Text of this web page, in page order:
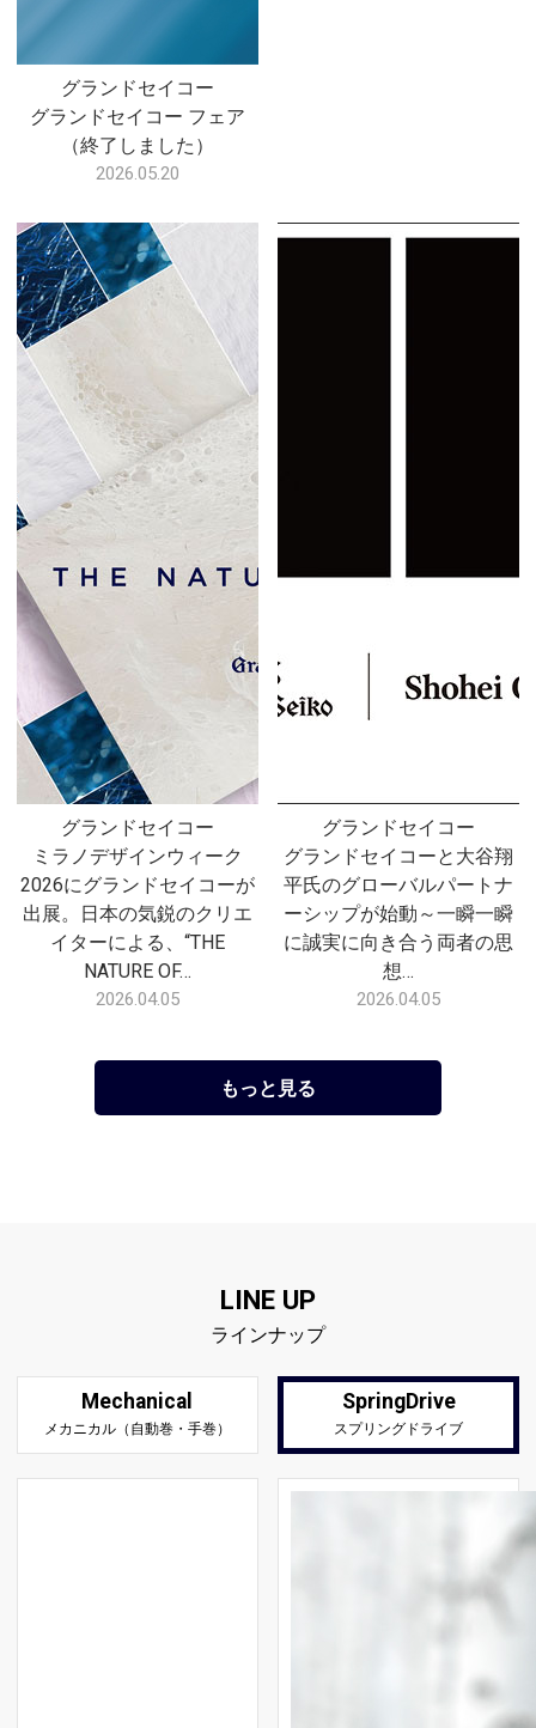
グランドセイコー
グランドセイコー フェア
（終了しました）
2026.05.20
グランドセイコー
ミラノデザインウィーク
2026にグランドセイコーが
出展。日本の気鋭のクリエ
イターによる、“THE
NATURE OF…
2026.04.05
グランドセイコー
グランドセイコーと大谷翔
平氏のグローバルパートナ
ーシップが始動～一瞬一瞬
に誠実に向き合う両者の思
想…
2026.04.05
もっと見る
LINE UP
ラインナップ
Mechanical
メカニカル（自動巻・手巻）
SpringDrive
スプリングドライブ